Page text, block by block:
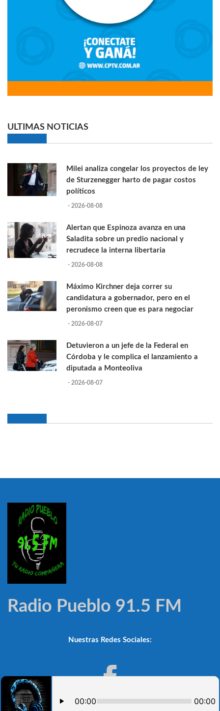
ULTIMAS NOTICIAS
Milei analiza congelar los proyectos de ley
de Sturzenegger harto de pagar costos
políticos
- 2026-08-08
Alertan que Espinoza avanza en una
Saladita sobre un predio nacional y
recrudece la interna libertaria
- 2026-08-08
Máximo Kirchner deja correr su
candidatura a gobernador, pero en el
peronismo creen que es para negociar
- 2026-08-07
Detuvieron a un jefe de la Federal en
Córdoba y le complica el lanzamiento a
diputada a Monteoliva
- 2026-08-07
Radio Pueblo 91.5 FM
Nuestras Redes Sociales: